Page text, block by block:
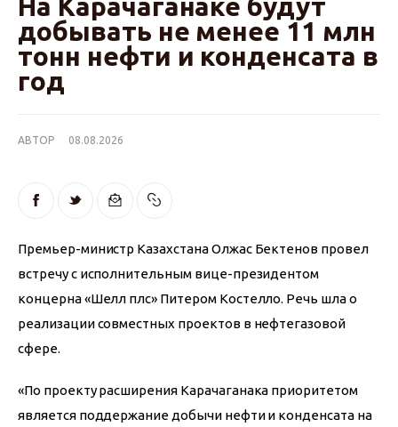
На Карачаганаке будут
добывать не менее 11 млн
тонн нефти и конденсата в
год
АВТОР 08.08.2026
Премьер-министр Казахстана Олжас Бектенов провел
встречу с исполнительным вице-президентом
концерна «Шелл плс» Питером Костелло. Речь шла о
реализации совместных проектов в нефтегазовой
сфере.
«По проекту расширения Карачаганака приоритетом
является поддержание добычи нефти и конденсата на